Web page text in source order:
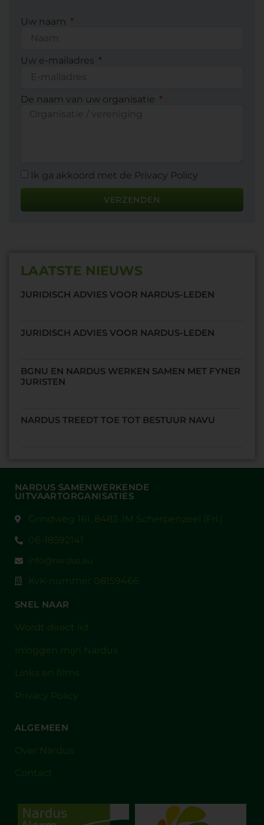
Uw naam
Uw e-mailadres
De naam van uw organisatie
Ik ga akkoord met de Privacy Policy
VERZENDEN
LAATSTE NIEUWS
JURIDISCH ADVIES VOOR NARDUS-LEDEN
JURIDISCH ADVIES VOOR NARDUS-LEDEN
BGNU EN NARDUS WERKEN SAMEN MET FYNER
JURISTEN
NARDUS TREEDT TOE TOT BESTUUR NAVU
NARDUS SAMENWERKENDE
UITVAARTORGANISATIES
Grindweg 161, 8483 JM Scherpenzeel (Frl.)
06-18592141
info@nardus.eu
KvK-nummer 08159466
SNEL NAAR
Wordt direct lid
Inloggen mijn Nardus
Links en films
Privacy Policy
ALGEMEEN
Over Nardus
Contact